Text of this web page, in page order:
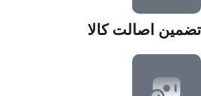
تضمین اصالت کالا